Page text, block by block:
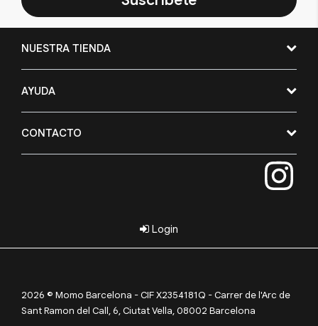
NUESTRA TIENDA
AYUDA
CONTACTO
Login
2026 © Momo Barcelona - CIF X2354181Q - Carrer de l'Arc de
Sant Ramon del Call, 6, Ciutat Vella, 08002 Barcelona